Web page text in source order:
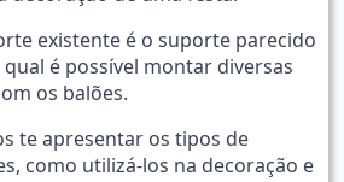
existente é o suporte parecido
é possível montar diversas
os balões.
te apresentar os tipos de
como utilizá-los na decoração e